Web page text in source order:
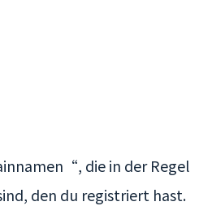
die in der Regel
den du registriert hast.